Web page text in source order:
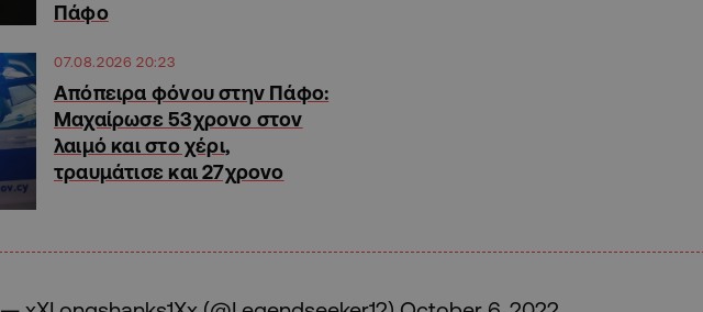
Πάφο
07.08.2026 20:23
Απόπειρα φόνου στην Πάφο:
Μαχαίρωσε 53χρονο στον
λαιμό και στο χέρι,
τραυμάτισε και 27χρονο